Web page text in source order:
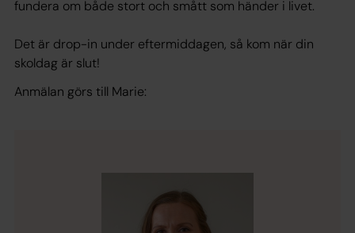
fundera om både stort och smått som händer i livet.
Det är drop-in under eftermiddagen, så kom när din
skoldag är slut!
Anmälan görs till Marie: